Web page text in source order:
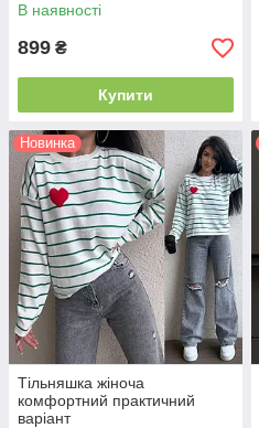
В наявності
899 ₴
Купити
Новинка
Тільняшка жіноча
комфортний практичний
варіант